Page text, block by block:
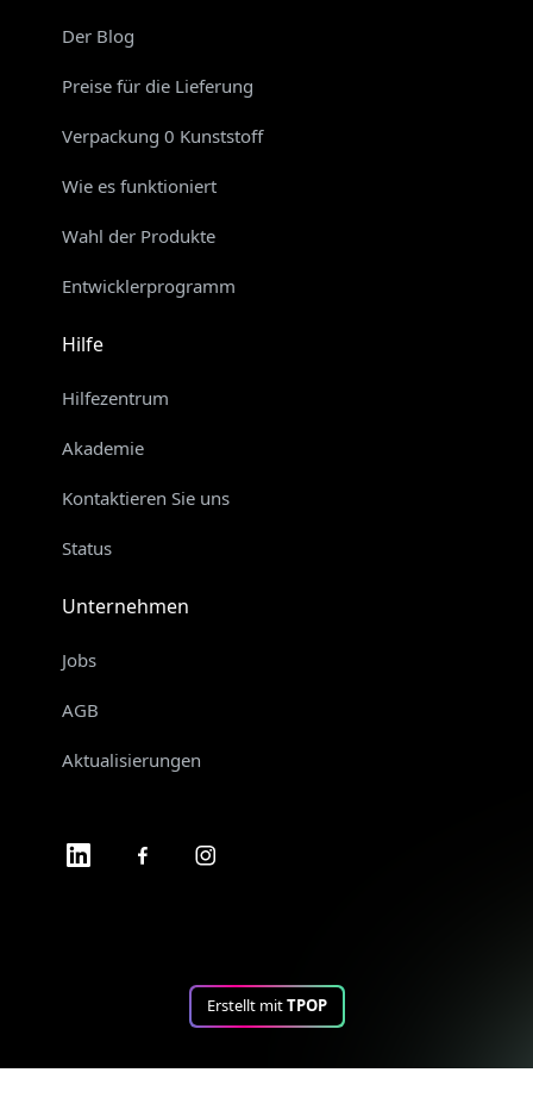
Der Blog
Preise für die Lieferung
Verpackung 0 Kunststoff
Wie es funktioniert
Wahl der Produkte
Entwicklerprogramm
Hilfe
Hilfezentrum
Akademie
Kontaktieren Sie uns
Status
Unternehmen
Jobs
AGB
Aktualisierungen
Erstellt mitTPOP